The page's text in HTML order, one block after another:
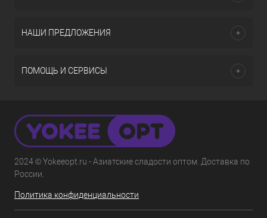
НАШИ ПРЕДЛОЖЕНИЯ
ПОМОЩЬ И СЕРВИСЫ
2024 © Yokeeopt.ru - Азиатские сладости оптом. Доставка по
России.
Политика конфиденциальности